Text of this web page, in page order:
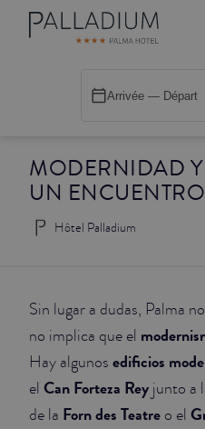
MODERNIDAD
UN
Hôtel Palladium
Sin lugar a dudas, Palma
no implica que el
Hay algunos edificios
el Can Forteza Rey junto a
de la Forn des Teatre o el
Arrivée — Départ
SINGLE BALCON CATHÉDRALE
DOUBLE WHITE
DOUBLE INN CATHÉDRALE
SUPÉRIEURE